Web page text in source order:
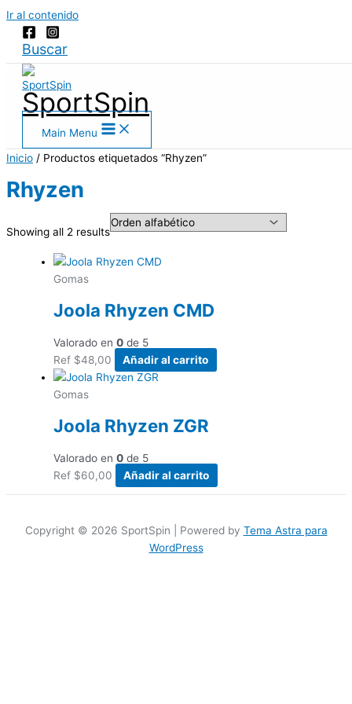
Ir al contenido
Buscar
SportSpin
Main Menu
Inicio / Productos etiquetados “Rhyzen”
Rhyzen
Showing all 2 results
Gomas
Joola Rhyzen CMD
Valorado en 0 de 5
Ref $48,00 Añadir al carrito
Gomas
Joola Rhyzen ZGR
Valorado en 0 de 5
Ref $60,00 Añadir al carrito
Copyright © 2026 SportSpin | Powered by Tema Astra para
WordPress